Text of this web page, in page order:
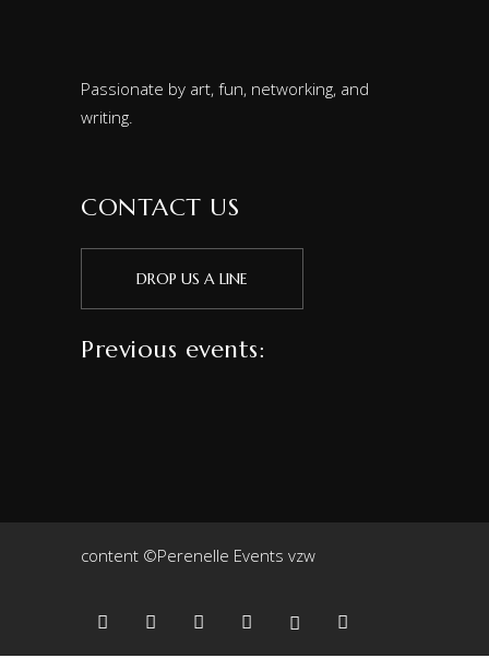
Passionate by art, fun, networking, and
writing.
CONTACT US
DROP US A LINE
Previous events:
content ©Perenelle Events vzw